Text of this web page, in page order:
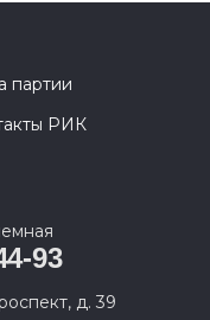
партии
РИК
93
д. 39